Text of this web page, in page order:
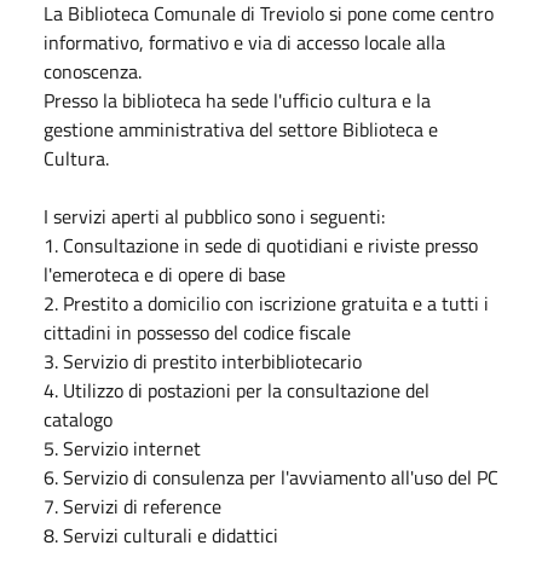
La Biblioteca Comunale di Treviolo si pone come centro
informativo, formativo e via di accesso locale alla
conoscenza.
Presso la biblioteca ha sede l'ufficio cultura e la
gestione amministrativa del settore Biblioteca e
Cultura.
I servizi aperti al pubblico sono i seguenti:
1. Consultazione in sede di quotidiani e riviste presso
l'emeroteca e di opere di base
2. Prestito a domicilio con iscrizione gratuita e a tutti i
cittadini in possesso del codice fiscale
3. Servizio di prestito interbibliotecario
4. Utilizzo di postazioni per la consultazione del
catalogo
5. Servizio internet
6. Servizio di consulenza per l'avviamento all'uso del PC
7. Servizi di reference
8. Servizi culturali e didattici